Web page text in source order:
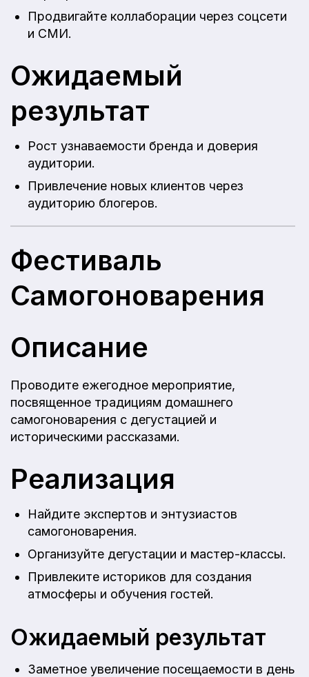
Продвигайте коллаборации через соцсети
и СМИ.
Ожидаемый
результат
Рост узнаваемости бренда и доверия
аудитории.
Привлечение новых клиентов через
аудиторию блогеров.
Фестиваль
Самогоноварения
Описание
Проводите ежегодное мероприятие,
посвященное традициям домашнего
самогоноварения с дегустацией и
историческими рассказами.
Реализация
Найдите экспертов и энтузиастов
самогоноварения.
Организуйте дегустации и мастер-классы.
Привлеките историков для создания
атмосферы и обучения гостей.
Ожидаемый результат
Заметное увеличение посещаемости в день